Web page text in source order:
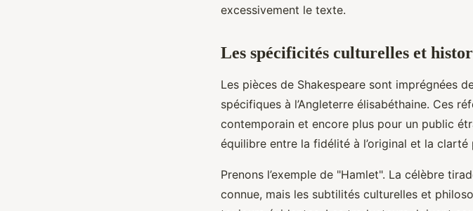
excessivement le texte.
Les spécificités culturelles et
Les pièces de Shakespeare sont imprégnées
spécifiques à l’Angleterre élisabéthaine. Ces
contemporain et encore plus pour un public
équilibre entre la fidélité à l’original et la clarté
Prenons l’exemple de "Hamlet". La célèbre
connue, mais les subtilités culturelles et